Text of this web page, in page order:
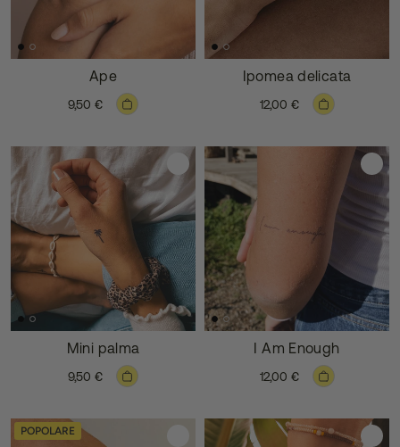
Ape
9,50 €
Ipomea delicata
12,00 €
Mini palma
9,50 €
I Am Enough
12,00 €
POPOLARE